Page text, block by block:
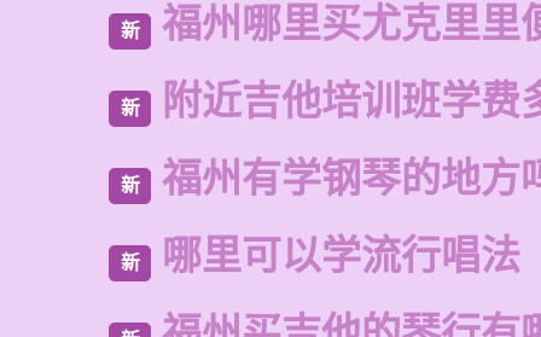
新 福州哪里买尤克里里
新 附近吉他培训班学费
新 福州有学钢琴的地方
新 哪里可以学流行唱法